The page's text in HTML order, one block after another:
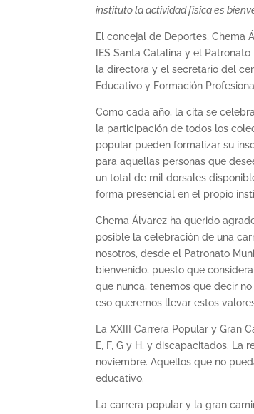
instituto la actividad física es
El concejal de Deportes, Chema
IES Santa Catalina y el
la directora y el secretario del
Educativo y Formación
Como cada año, la cita se
la participación de todos los
popular pueden formalizar su
para aquellas personas que
un total de mil dorsales
forma presencial en el propio
Chema Álvarez ha querido
posible la celebración de una
nosotros, desde el Patronato
bienvenido, puesto que
que nunca, tenemos que decir
eso queremos llevar estos
La XXIII Carrera Popular y Gran
E, F, G y H, y discapacitados. La
noviembre. Aquellos que no
educativo.
La carrera popular y la gran